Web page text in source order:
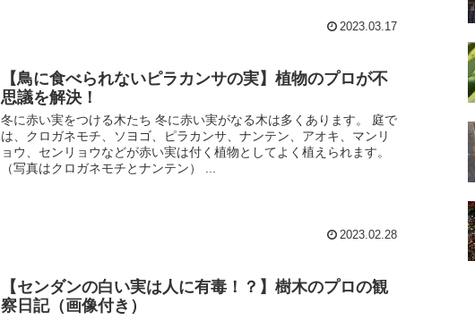
2023.03.17
【鳥に食べられないピラカンサの実】植物のプロが不
思議を解決！
冬に赤い実をつける木たち 冬に赤い実がなる木は多くあります。 庭で
は、クロガネモチ、ソヨゴ、ピラカンサ、ナンテン、アオキ、マンリ
ョウ、センリョウなどが赤い実は付く植物としてよく植えられます。
（写真はクロガネモチとナンテン） ...
2023.02.28
【センダンの白い実は人に有毒！？】樹木のプロの観
察日記（画像付き）